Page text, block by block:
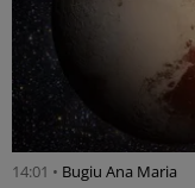
14:01 • Bugiu ⁠Ana Maria